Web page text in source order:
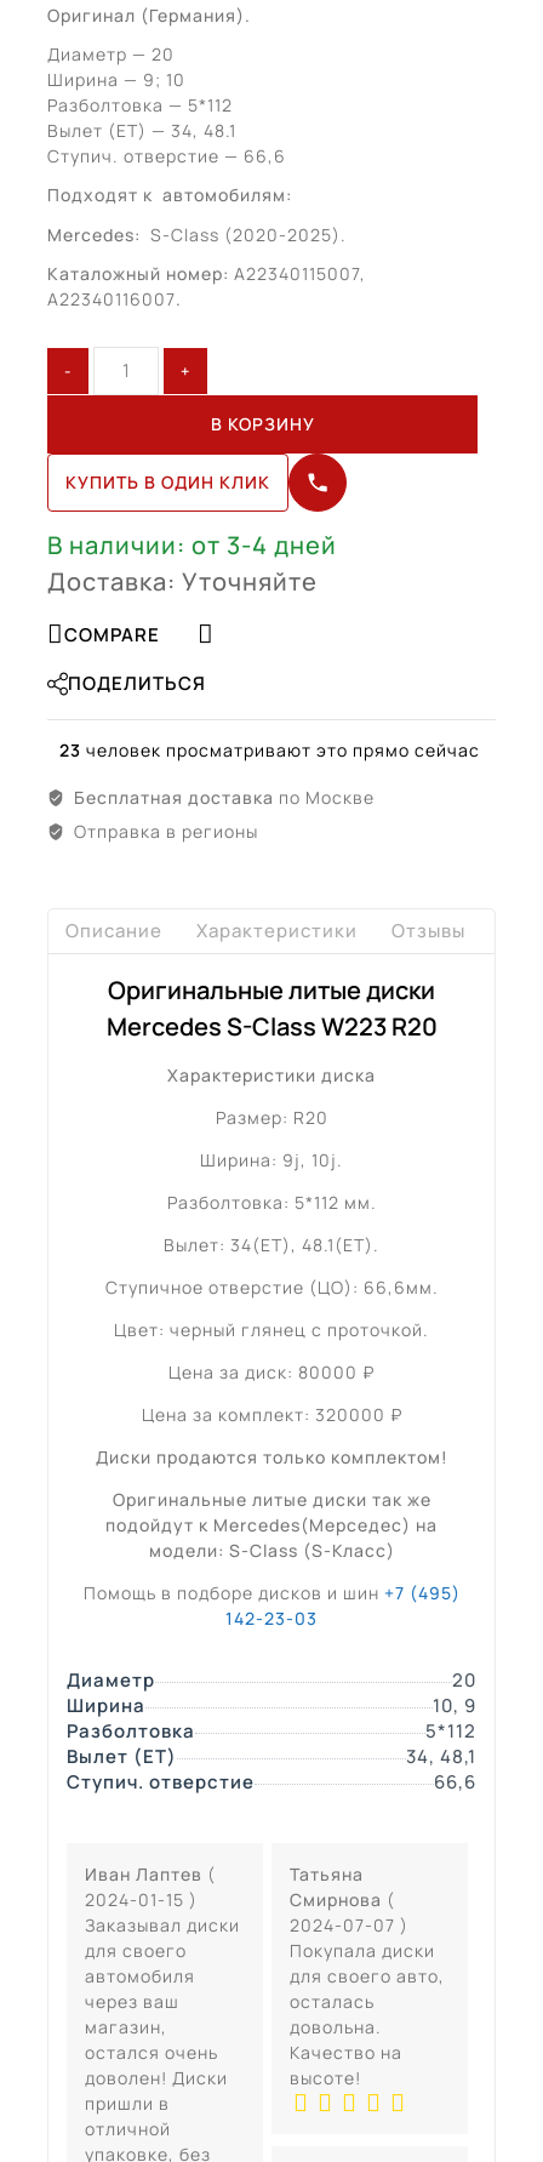
Оригинал (Германия).
Диаметр — 20
Ширина — 9; 10
Разболтовка — 5*112
Вылет (ЕТ) — 34, 48.1
Ступич. отверстие — 66,6
Подходят к автомобилям:
Mercedes: S-Class (2020-2025).
Каталожный номер: A22340115007,
A22340116007.
Количество
товара
Class
W223
R20
(A22340115007,
A22340116007)
В КОРЗИНУ
КУПИТЬ В ОДИН КЛИК
В наличии: от 3-4 дней
Доставка: Уточняйте
COMPARE
ПОДЕЛИТЬСЯ
23 человек просматривают это прямо сейчас
Бесплатная доставка по Москве
Отправка в регионы
Описание Характеристики Отзывы
Оригинальные литые диски
Mercedes S-Class W223 R20
Характеристики диска
Размер: R20
Ширина: 9j, 10j.
Разболтовка: 5*112 мм.
Вылет: 34(ET), 48.1(ET).
Ступичное отверстие (ЦО): 66,6мм.
Цвет: черный глянец c проточкой.
Цена за диск: 80000 ₽
Цена за комплект: 320000 ₽
Диски продаются только комплектом!
Оригинальные литые диски так же
подойдут к Mercedes(Мерседес) на
модели: S-Class (S-Класс)
Помощь в подборе дисков и шин +7 (495)
142-23-03
Диаметр
20
Ширина
10, 9
Разболтовка
5*112
Вылет (ЕТ)
34, 48,1
Ступич. отверстие
66,6
Иван Лаптев (
2024-01-15 )
Заказывал диски
для своего
автомобиля
через ваш
магазин,
остался очень
доволен! Диски
пришли в
отличной
упаковке, без
Татьяна
Смирнова (
2024-07-07 )
Покупала диски
для своего авто,
осталась
довольна.
Качество на
высоте!